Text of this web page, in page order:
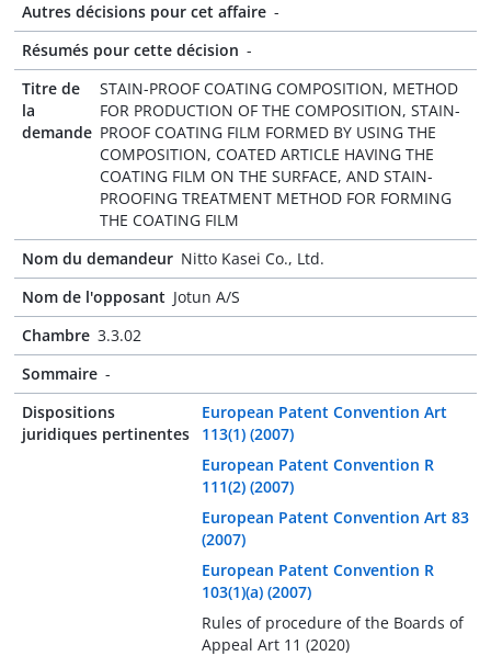
Autres décisions pour cet affaire -
Résumés pour cette décision -
Titre de
la
demande
STAIN-PROOF COATING COMPOSITION, METHOD
FOR PRODUCTION OF THE COMPOSITION, STAIN-
PROOF COATING FILM FORMED BY USING THE
COMPOSITION, COATED ARTICLE HAVING THE
COATING FILM ON THE SURFACE, AND STAIN-
PROOFING TREATMENT METHOD FOR FORMING
THE COATING FILM
Nom du demandeur Nitto Kasei Co., Ltd.
Nom de l'opposant Jotun A/S
Chambre 3.3.02
Sommaire -
Dispositions
juridiques pertinentes
European Patent Convention Art
113(1) (2007)
European Patent Convention R
111(2) (2007)
European Patent Convention Art 83
(2007)
European Patent Convention R
103(1)(a) (2007)
Rules of procedure of the Boards of
Appeal Art 11 (2020)